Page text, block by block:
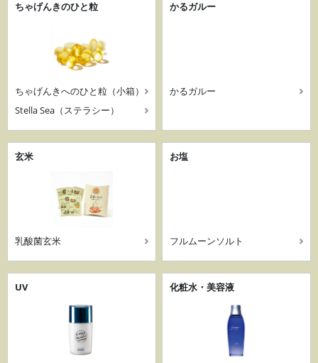
ちゃげんきのひと粒
ちゃげんきへのひと粒（小箱）
Stella Sea（ステラシー）
かるガルー
かるガルー
玄米
乳酸菌玄米
お塩
フルムーンソルト
UV 化粧水・美容液